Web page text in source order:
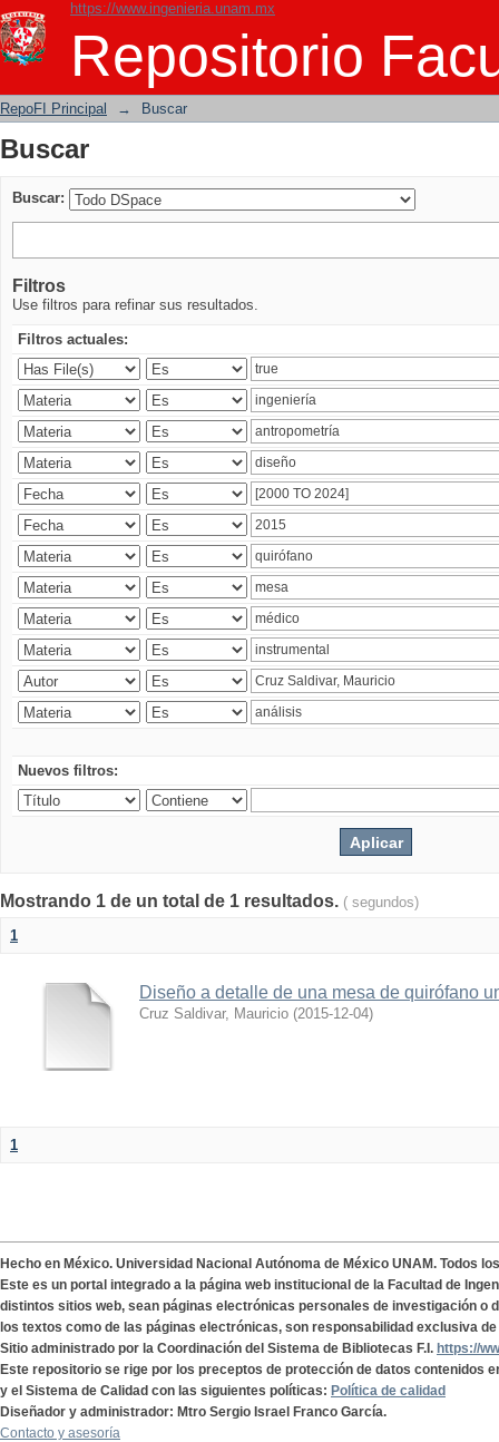
https://www.ingenieria.unam.mx
Repositorio
Buscar
RepoFI Principal → Buscar
Buscar
Buscar:
Filtros
Use filtros para refinar sus resultados.
Filtros actuales:
Nuevos filtros:
Mostrando 1 de un total de 1 resultados. ( segundos)
1
Diseño a detalle de una mesa de quirófano
Cruz Saldivar, Mauricio (2015-12-04)
1
Hecho en México. Universidad Nacional Autónoma de México UNAM. Todos
Este es un portal integrado a la página web institucional de la Facultad de
distintos sitios web, sean páginas electrónicas personales de investigación o
los textos como de las páginas electrónicas, son responsabilidad exclusiva
Sitio administrado por la Coordinación del Sistema de Bibliotecas F.I. https://
Este repositorio se rige por los preceptos de protección de datos contenidos
y el Sistema de Calidad con las siguientes políticas: Política de calidad
Diseñador y administrador: Mtro Sergio Israel Franco García.
Contacto y asesoría